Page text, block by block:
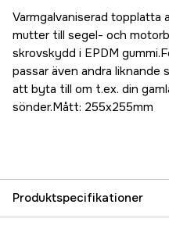
Varmgalvaniserad topplatta
mutter till segel- och
skrovskydd i EPDM
passar även andra
att byta till om t.ex. din
sönder.Mått: 255x255mm
Produktspecifikationer